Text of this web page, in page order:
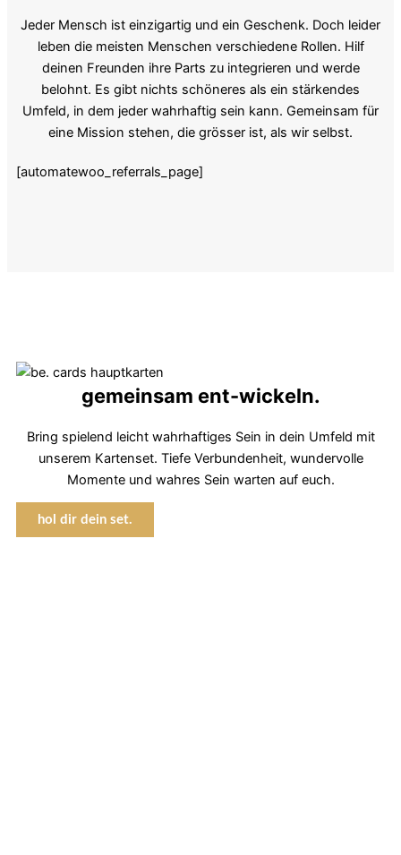
Jeder Mensch ist einzigartig und ein Geschenk. Doch leider
leben die meisten Menschen verschiedene Rollen. Hilf
deinen Freunden ihre Parts zu integrieren und werde
belohnt. Es gibt nichts schöneres als ein stärkendes
Umfeld, in dem jeder wahrhaftig sein kann. Gemeinsam für
eine Mission stehen, die grösser ist, als wir selbst.
[automatewoo_referrals_page]
gemeinsam ent-wickeln.
Bring spielend leicht wahrhaftiges Sein in dein Umfeld mit
unserem Kartenset. Tiefe Verbundenheit, wundervolle
Momente und wahres Sein warten auf euch.
hol dir dein set.